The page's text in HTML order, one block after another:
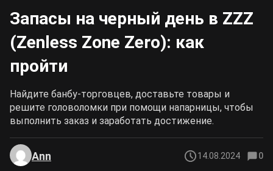
Новости Genshin Impact
Новости Zenless Zone Zero
Игры
Genshin Impact
Neverness to Everness
Gothic 1 Remake
Билды
Билды Genshin Impact
Билды Honkai: Star Rail
Билды Zenless Zone Zero
Интересное
Рейтинги
Аниме
Запасы на черный день в ZZZ
(Zenless Zone Zero): как
пройти
Найдите банбу-торговцев, доставьте товары и
решите головоломки при помощи напарницы, чтобы
выполнить заказ и заработать достижение.
Ann 14.08.2024 0